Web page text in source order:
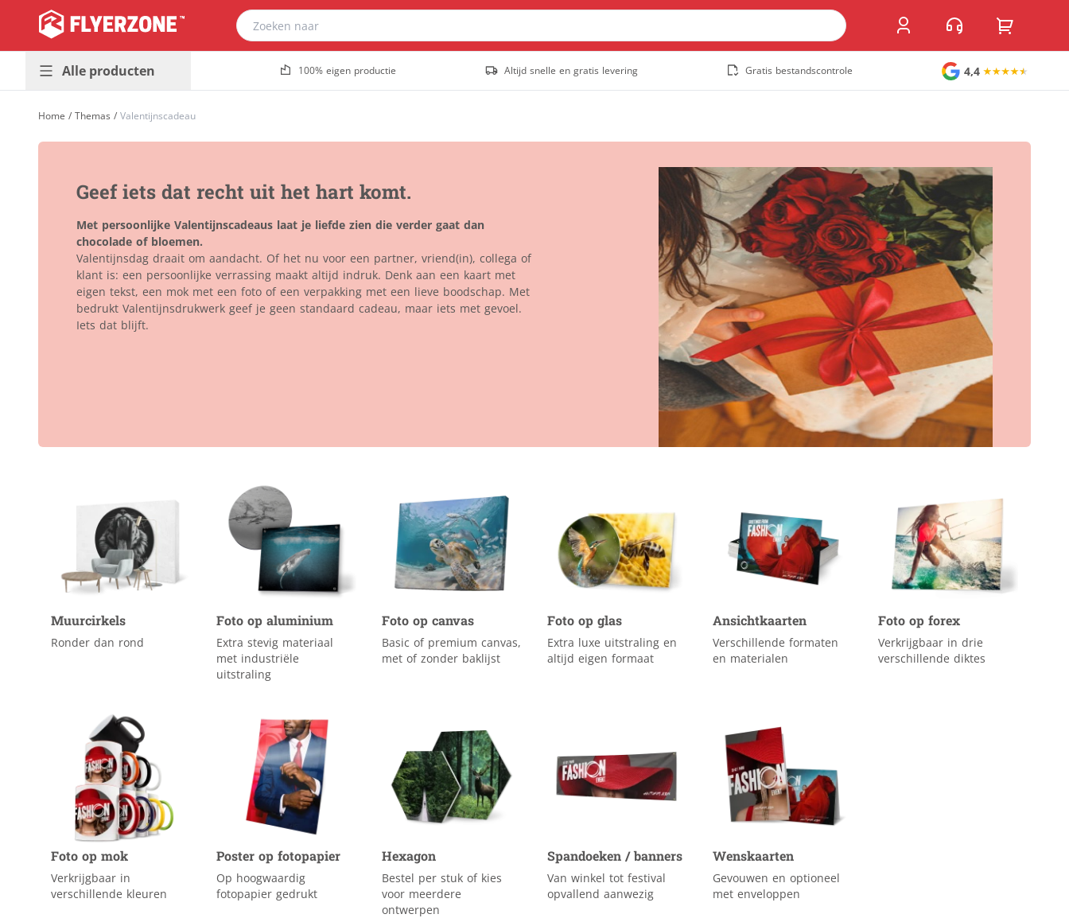
Alle producten
buitenreclame
Promotiedrukwerk
Huisstijl &
Horeca &
evenement
Stickers &
etiketten
Verpakkingen &
Forex
Populair
Gevelreclame
Golfkarton
Kanaalplaat
Makelaarsborden
Massief karton
Staande banners
Rollup banners
X-banners
Spandoeken
Textielframes
Vloerstickers
Vlaggen en accessoires
Accessoires
Vlaggen
Populair
Overig
Kofferlabel
Sandwichborden
Tuincirkel
Welkomstbord
100% eigen productie Altijd snelle en gratis levering Gratis bestandscontrole 4,4
Home / Themas / Valentijnscadeau
Geef iets dat recht uit het hart komt.
Met persoonlijke Valentijnscadeaus laat je liefde zien die verder gaat dan
chocolade of bloemen.
Valentijnsdag draait om aandacht. Of het nu voor een partner, vriend(in), collega of
klant is: een persoonlijke verrassing maakt altijd indruk. Denk aan een kaart met
eigen tekst, een mok met een foto of een verpakking met een lieve boodschap. Met
bedrukt Valentijnsdrukwerk geef je geen standaard cadeau, maar iets met gevoel.
Iets dat blijft.
Muurcirkels
Ronder dan rond
Foto op aluminium
Extra stevig materiaal
met industriële
uitstraling
Foto op canvas
Basic of premium canvas,
met of zonder baklijst
Foto op glas
Extra luxe uitstraling en
altijd eigen formaat
Ansichtkaarten
Verschillende formaten
en materialen
Foto op forex
Verkrijgbaar in drie
verschillende diktes
Foto op mok
Verkrijgbaar in
verschillende kleuren
Poster op fotopapier
Op hoogwaardig
fotopapier gedrukt
Hexagon
Bestel per stuk of kies
voor meerdere
ontwerpen
Spandoeken / banners
Van winkel tot festival
opvallend aanwezig
Wenskaarten
Gevouwen en optioneel
met enveloppen